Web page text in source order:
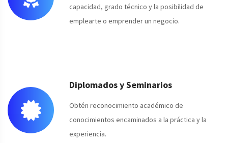
capacidad, grado técnico y la posibilidad de
emplearte o emprender un negocio.
Diplomados y Seminarios
Obtén reconocimiento académico de
conocimientos encaminados a la práctica y la
experiencia.